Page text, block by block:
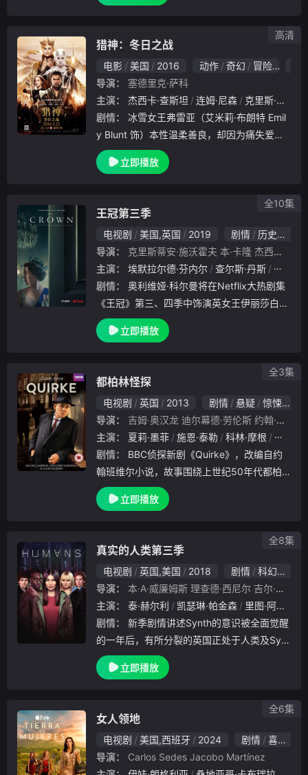
猎神：冬日之战
电影 美国 2016 动作 奇幻 冒险
导演：
塞德里克·萨科
主演：
杰西卡·查斯坦 连姆·尼森
克里斯·海姆斯沃斯
剧情：
y Blunt 饰）本性温柔善良，却因为痛失爱女
的绝望而变得残暴和疯狂，她和邪恶的姐姐瑞
文娜（查理兹·塞隆 Charlize Theron 饰）一起
立即播放
高清
王冠第三季
电视剧 美国,英国 2019 剧情 历史
导演：
克里斯蒂安·施沃霍夫 本·卡隆 杰西卡·霍布斯
主演：
埃默拉尔德·芬内尔 查尔斯·丹斯
海伦娜
剧情：
《王冠》第三、四季中饰演英女王伊丽莎白二
世。《王冠》由皮特·摩根担任编剧及执行制
片，共六季，故事线从二战后女王的早期执政
立即播放
全10集
都柏林怪探
电视剧 英国 2013 剧情 悬疑 惊悚
导演：
吉姆·奥汉龙 迪尔幕德·劳伦斯 约翰·亚历山大
主演：
夏莉·墨菲 施恩·泰勒 科林·摩根
艾斯琳
剧情：
翰班维尔小说，故事围绕上世纪50年代都柏
林的神秘命案，主角是一位富有魅力，却很不
合群的天才病理学家Quirke，由加布里埃尔•
立即播放
全3集
真实的人类第三季
电视剧 英国,美国 2018 剧情 科幻
导演：
本·A·威廉姆斯 理查德·西尼尔 吉尔·罗伯森
主演：
泰·赫尔利 凯瑟琳·帕金森 里图·阿亚
剧情：
的一年后，有所分裂的英国正处于人类及Synt
h之间那不太安宁的和平里，然而当一个Synt
h组成的社区建立起来时，两方希望达致的稳
立即播放
全8集
女人领地
电视剧 美国,西班牙 2024 剧情 喜剧
导演：
Carlos Sedes Jacobo Martínez
全6集